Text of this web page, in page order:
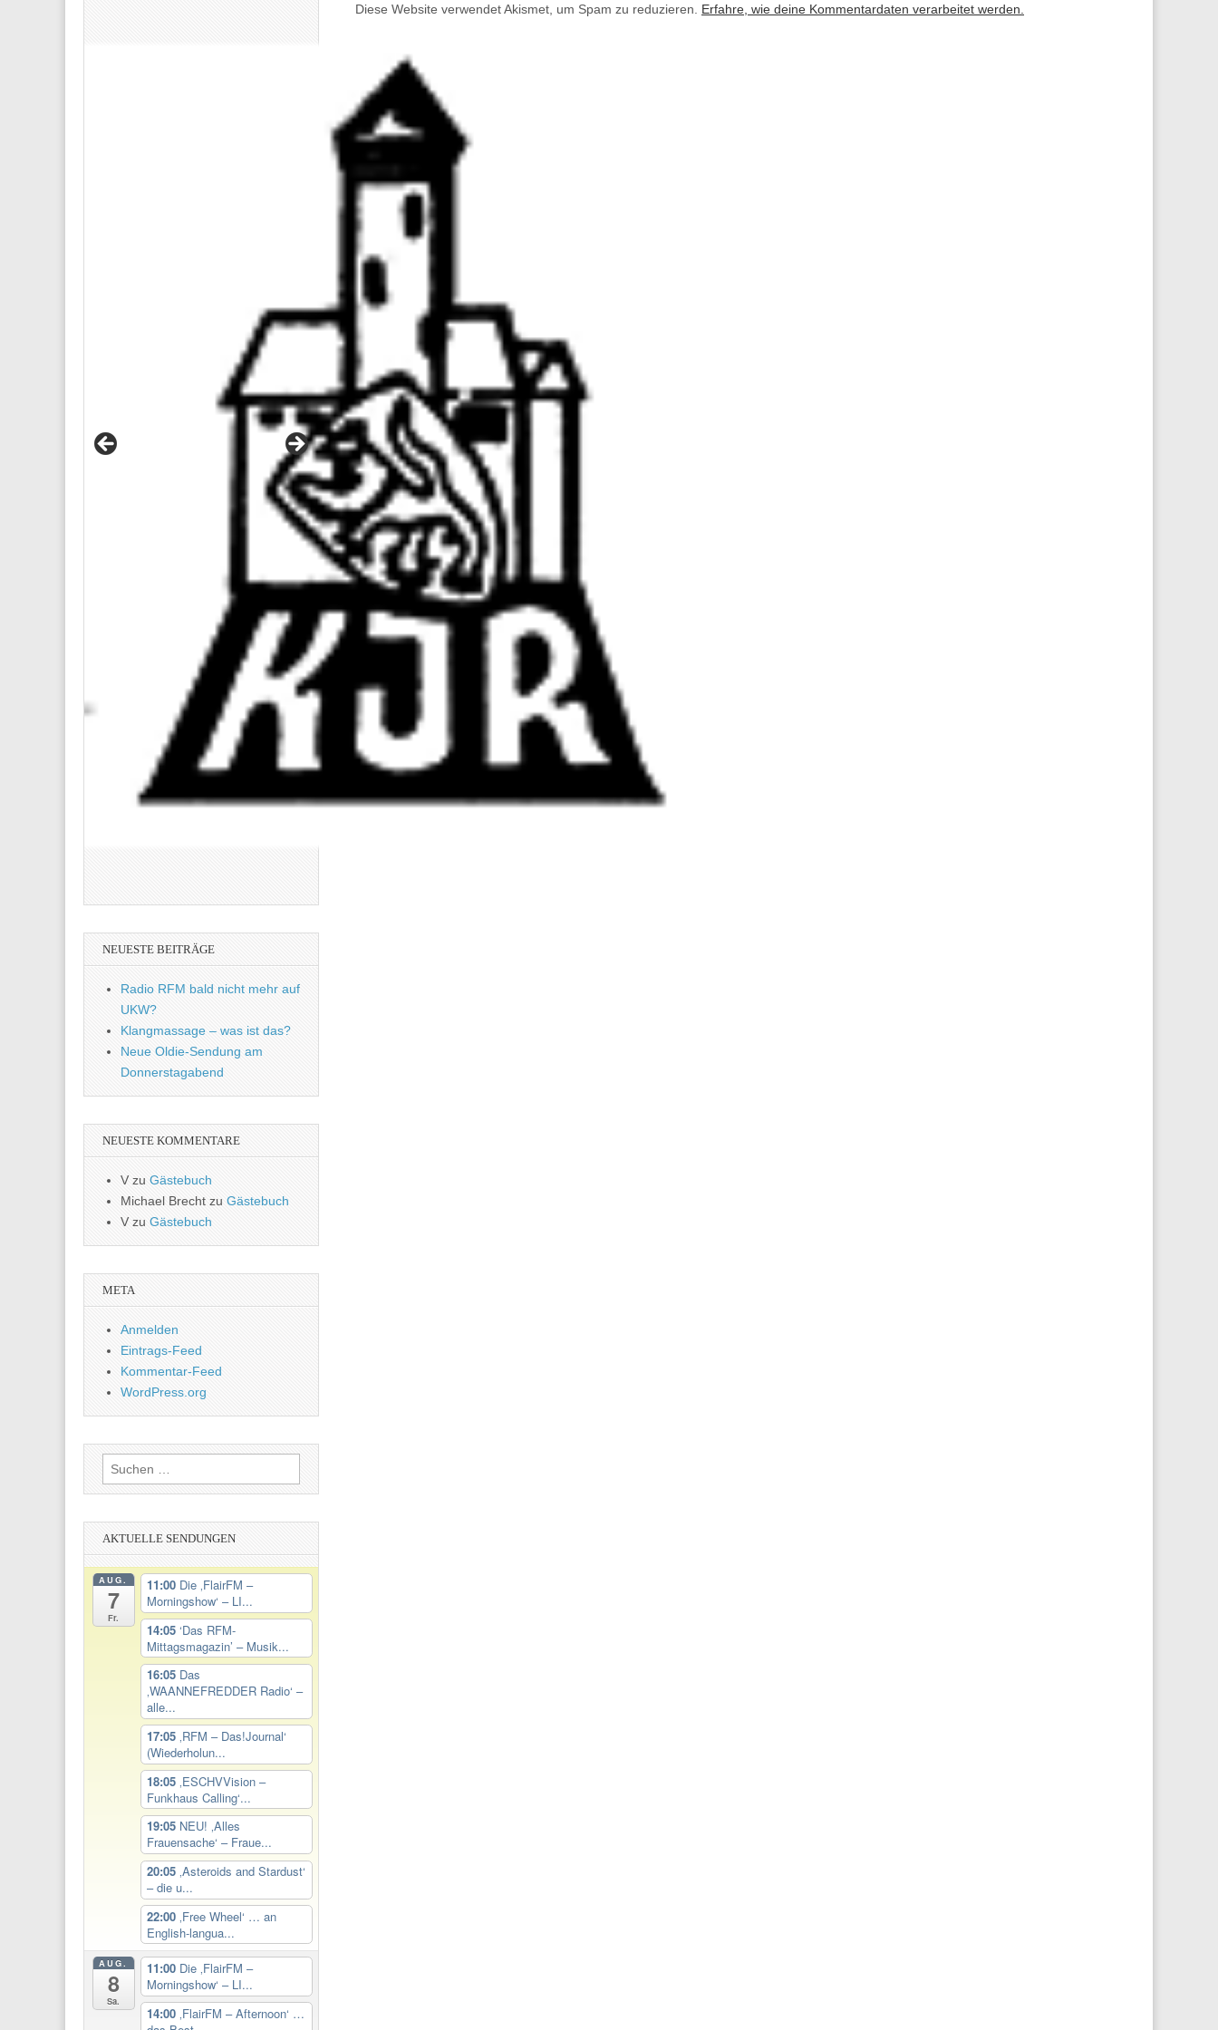
Diese Website verwendet Akismet, um Spam zu reduzieren. Erfahre, wie deine Kommentardaten verarbeitet werden.
NEUESTE BEITRÄGE
Radio RFM bald nicht mehr auf
UKW?
Klangmassage – was ist das?
Neue Oldie-Sendung am
Donnerstagabend
NEUESTE KOMMENTARE
V zu Gästebuch
Michael Brecht zu Gästebuch
Vzu Gästebuch
META
Anmelden
Eintrags-Feed
Kommentar-Feed
WordPress.org
Suchen
nach:
AKTUELLE SENDUNGEN
AUG.
7
Fr.
11:00 Die ‚FlairFM –
Morningshow‘ – LI...
14:05 ‘Das RFM-
Mittagsmagazin’ – Musik...
16:05 Das
‚WAANNEFREDDER Radio‘ –
alle...
17:05 ‚RFM – Das!Journal‘
(Wiederholun...
18:05 ‚ESCHVVision –
Funkhaus Calling‘...
19:05 NEU! ‚Alles
Frauensache‘ – Fraue...
20:05 ‚Asteroids and Stardust‘
– die u...
22:00 ‚Free Wheel‘ … an
English-langua...
AUG.
8
Sa.
11:00 Die ‚FlairFM –
Morningshow‘ – LI...
14:00 ‚FlairFM – Afternoon‘ …